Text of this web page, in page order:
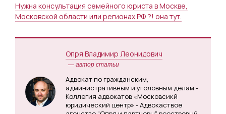
Нужна консультация семейного юриста в Москве,
Московской области или регионах РФ ?! она тут.
Опря Владимир Леонидович
— автор статьи
Адвокат по гражданским,
административным и уголовным делам -
Коллегия адвокатов «Московсикй
юридический центр» - Адвокаствое